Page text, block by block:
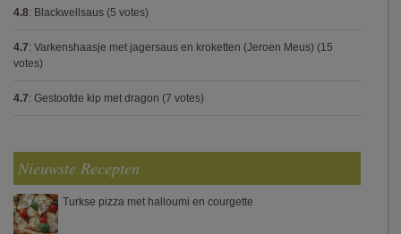
4.8: Blackwellsaus (5 votes)
4.7: Varkenshaasje met jagersaus en kroketten (Jeroen Meus) (15
votes)
4.7: Gestoofde kip met dragon (7 votes)
Nieuwste Recepten
Turkse pizza met halloumi en courgette